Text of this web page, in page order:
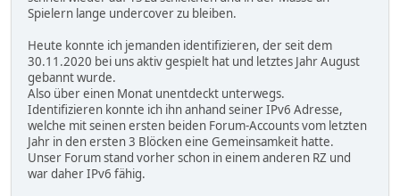
Spielern lange undercover zu bleiben.
Heute konnte ich jemanden identifizieren, der seit dem
30.11.2020 bei uns aktiv gespielt hat und letztes Jahr August
gebannt wurde.
Also über einen Monat unentdeckt unterwegs.
Identifizieren konnte ich ihn anhand seiner IPv6 Adresse,
welche mit seinen ersten beiden Forum-Accounts vom letzten
Jahr in den ersten 3 Blöcken eine Gemeinsamkeit hatte.
Unser Forum stand vorher schon in einem anderen RZ und
war daher IPv6 fähig.